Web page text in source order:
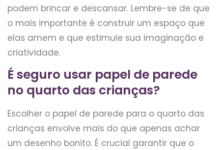
podem brincar e descansar. Lembre-se de que
o mais importante é construir um espaço que
elas amem e que estimule sua imaginação e
criatividade.
É seguro usar papel de parede
no quarto das crianças?
Escolher o papel de parede para o quarto das
crianças envolve mais do que apenas achar
um desenho bonito. É crucial garantir que o